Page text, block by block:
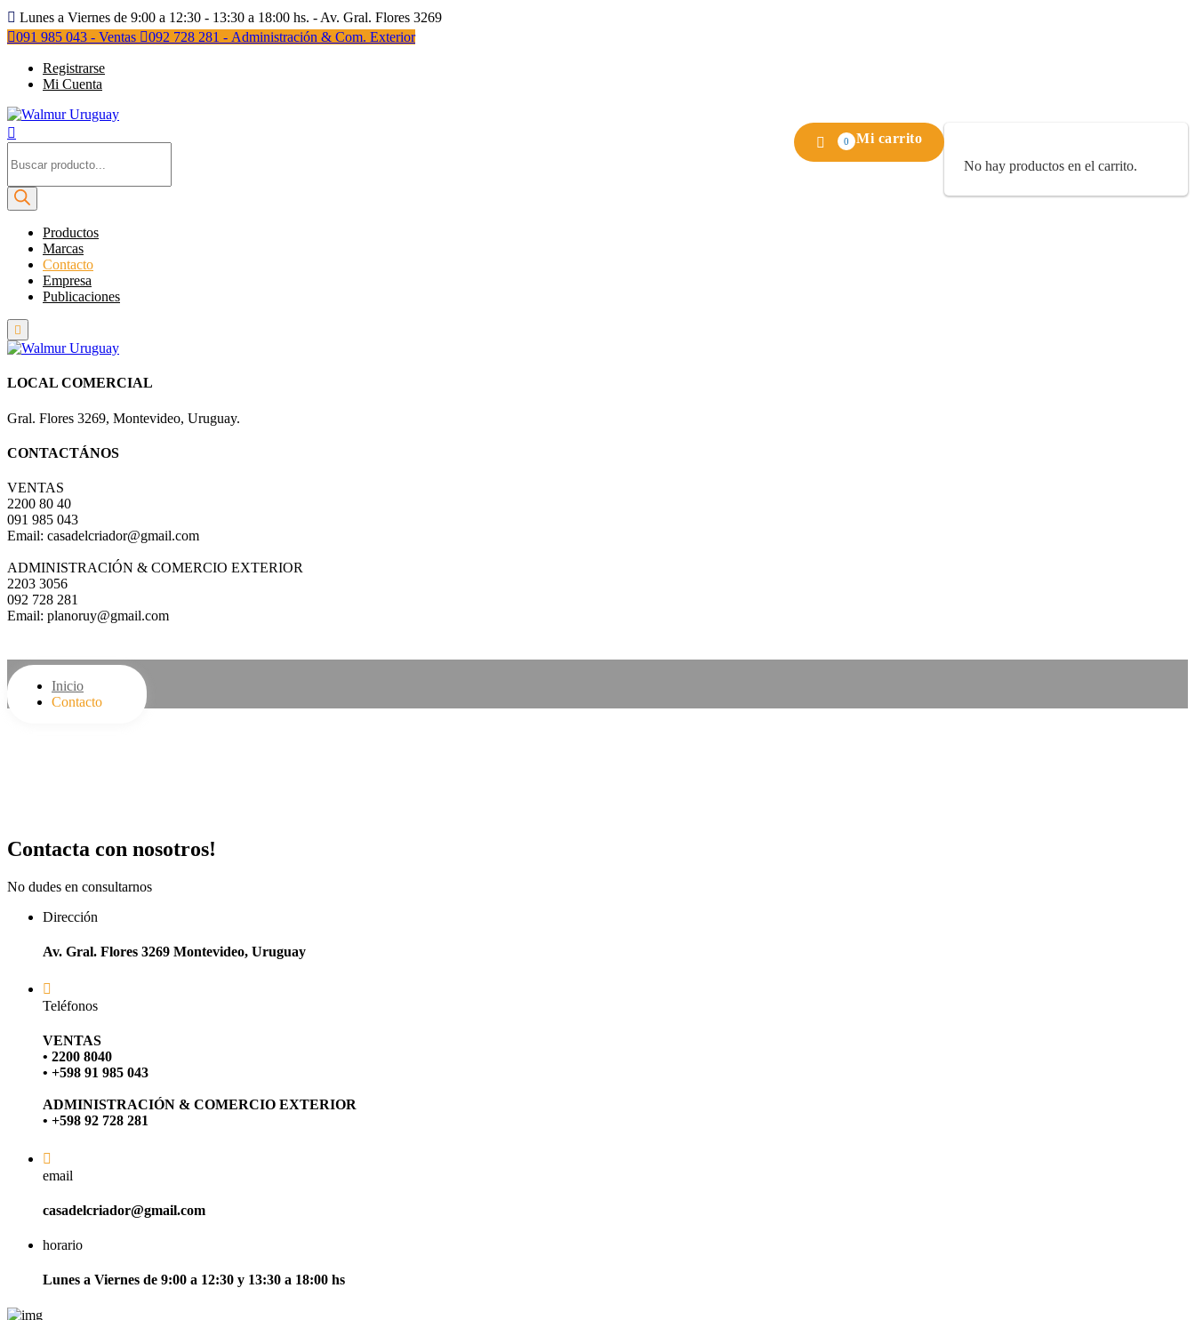
Lunes a Viernes de 9:00 a 12:30 - 13:30 a 18:00 hs. - Av. Gral. Flores 3269
091 985 043 - Ventas
092 728 281 - Administración & Com. Exterior
Registrarse
Mi Cuenta
0
Mi carrito
No hay productos en el carrito.
de
Productos
Marcas
Contacto
Empresa
Publicaciones
LOCAL COMERCIAL
Gral. Flores 3269, Montevideo, Uruguay.
CONTACTÁNOS
VENTAS
2200 80 40
091 985 043
Email: casadelcriador@gmail.com
ADMINISTRACIÓN & COMERCIO EXTERIOR
2203 3056
092 728 281
Email: planoruy@gmail.com
CONTACTO
Inicio
Contacto
Contacta con nosotros!
No dudes en consultarnos
Dirección
Av. Gral. Flores 3269 Montevideo, Uruguay
Teléfonos
VENTAS
• 2200 8040
• +598 91 985 043
ADMINISTRACIÓN & COMERCIO EXTERIOR
• +598 92 728 281
email
casadelcriador@gmail.com
horario
Lunes a Viernes de 9:00 a 12:30 y 13:30 a 18:00 hs